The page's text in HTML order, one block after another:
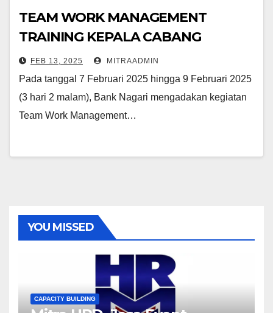
TEAM WORK MANAGEMENT
TRAINING KEPALA CABANG
PEMBANTU BANK NAGARI
FEB 13, 2025 MITRAADMIN
Pada tanggal 7 Februari 2025 hingga 9 Februari 2025
(3 hari 2 malam), Bank Nagari mengadakan kegiatan
Team Work Management…
YOU MISSED
CAPACITY BUILDING